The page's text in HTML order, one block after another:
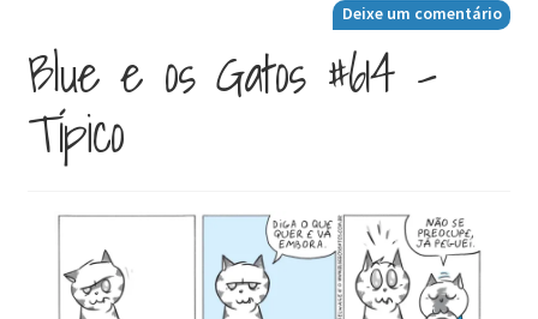
SOBRE
CLUBE DO BLUE
CONTATO
Deixe um comentário
Blue e os Gatos #614 –
Típico